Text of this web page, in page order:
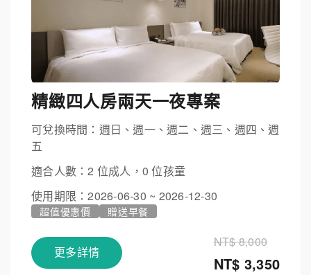
精緻四人房兩天一夜專案
可兌換時間：週日、週一、週二、週三、週四、週
五
適合人數：2 位成人，0 位孩童
使用期限：2026-06-30 ~ 2026-12-30
超值優惠價 贈送早餐
NT$ 8,000
NT$ 3,350
更多詳情